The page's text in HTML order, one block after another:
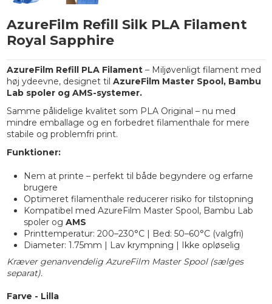
AzureFilm Refill Silk PLA Filament
Royal Sapphire
AzureFilm Refill PLA Filament– Miljøvenligt filament med
høj ydeevne, designet til AzureFilm Master Spool, Bambu
Lab spoler og AMS-systemer.
Samme pålidelige kvalitet som PLA Original – nu med
mindre emballage og en forbedret filamenthale for mere
stabile og problemfri print.
Funktioner:
Nem at printe – perfekt til både begyndere og erfarne
brugere
Optimeret filamenthale reducerer risiko for tilstopning
Kompatibel med AzureFilm Master Spool, Bambu Lab
spoler og AMS
Printtemperatur: 200–230°C | Bed: 50–60°C (valgfri)
Diameter: 1.75mm | Lav krympning | Ikke opløselig
Kræver genanvendelig AzureFilm Master Spool (sælges
separat).
Farve - Lilla